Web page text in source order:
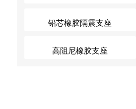
铅芯橡胶隔震支座
高阻尼橡胶支座